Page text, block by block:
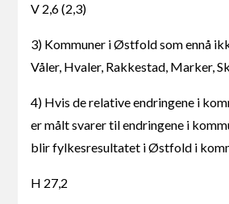
V 2,6 (2,3)
3) Kommuner i Østfold som ennå
Våler, Hvaler, Rakkestad, Marker,
4) Hvis de relative endringene i
er målt svarer til endringene i
blir fylkesresultatet i Østfold i
H 27,2